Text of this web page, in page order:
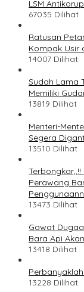
LSM
67035 Dilihat
Ratusan
Kompak Usir
14007 Dilihat
Sudah Lama
Memiliki
13819 Dilihat
Menteri-
Segera
13510 Dilihat
Perawang
13473 Dilihat
Gawat
Bara Api
13418 Dilihat
13228 Dilihat